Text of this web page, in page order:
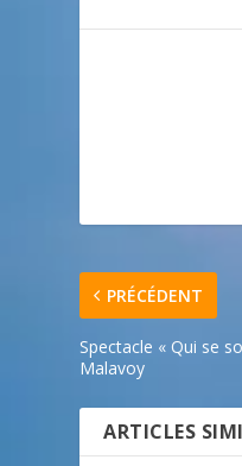
PRÉCÉDENT
Spectacle « Qui se
Malavoy
ARTICLES